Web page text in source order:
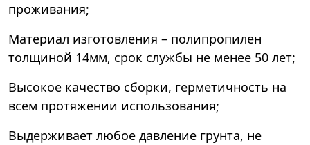
проживания;
Материал изготовления – полипропилен
толщиной 14мм, срок службы не менее 50 лет;
Высокое качество сборки, герметичность на
всем протяжении использования;
Выдерживает любое давление грунта, не